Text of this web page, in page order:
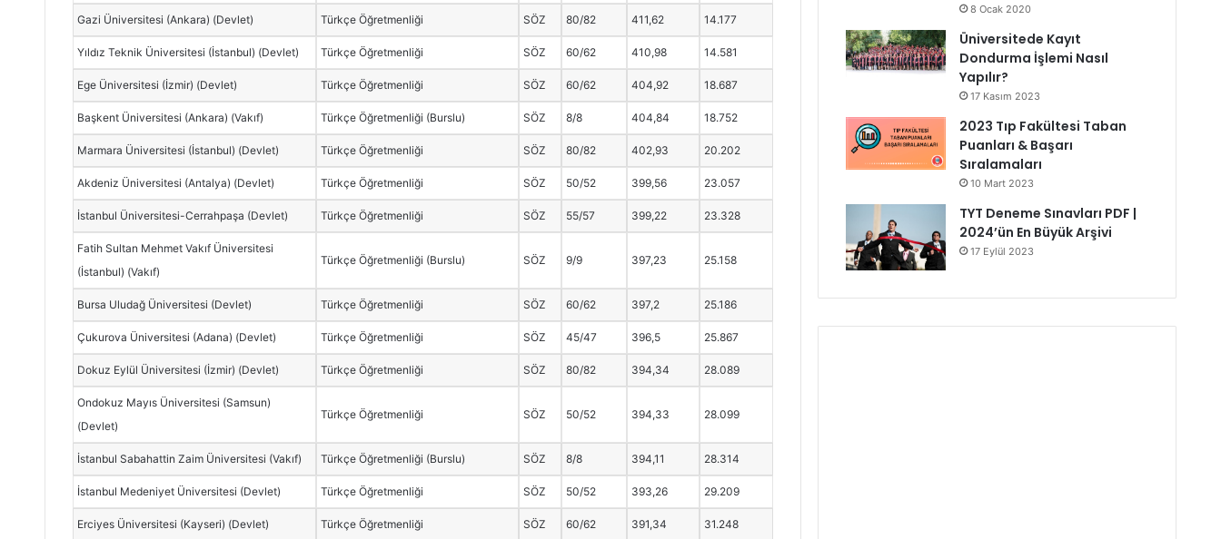
Gazi Üniversitesi (Ankara) (Devlet) Türkçe Öğretmenliği SÖZ 80/82 411,62 14.177
Yıldız Teknik Üniversitesi (İstanbul) (Devlet) Türkçe Öğretmenliği SÖZ 60/62 410,98 14.581
Ege Üniversitesi (İzmir) (Devlet) Türkçe Öğretmenliği SÖZ 60/62 404,92 18.687
Başkent Üniversitesi (Ankara) (Vakıf) Türkçe Öğretmenliği (Burslu) SÖZ 8/8 404,84 18.752
Marmara Üniversitesi (İstanbul) (Devlet) Türkçe Öğretmenliği SÖZ 80/82 402,93 20.202
Akdeniz Üniversitesi (Antalya) (Devlet) Türkçe Öğretmenliği SÖZ 50/52 399,56 23.057
İstanbul Üniversitesi-Cerrahpaşa (Devlet) Türkçe Öğretmenliği SÖZ 55/57 399,22 23.328
Fatih Sultan Mehmet Vakıf Üniversitesi
(İstanbul) (Vakıf)
Türkçe Öğretmenliği (Burslu) SÖZ 9/9 397,23 25.158
Bursa Uludağ Üniversitesi (Devlet) Türkçe Öğretmenliği SÖZ 60/62 397,2 25.186
Çukurova Üniversitesi (Adana) (Devlet) Türkçe Öğretmenliği SÖZ 45/47 396,5 25.867
Dokuz Eylül Üniversitesi (İzmir) (Devlet) Türkçe Öğretmenliği SÖZ 80/82 394,34 28.089
Ondokuz Mayıs Üniversitesi (Samsun)
(Devlet)
Türkçe Öğretmenliği SÖZ 50/52 394,33 28.099
İstanbul Sabahattin Zaim Üniversitesi (Vakıf) Türkçe Öğretmenliği (Burslu) SÖZ 8/8 394,11 28.314
İstanbul Medeniyet Üniversitesi (Devlet) Türkçe Öğretmenliği SÖZ 50/52 393,26 29.209
Erciyes Üniversitesi (Kayseri) (Devlet) Türkçe Öğretmenliği SÖZ 60/62 391,34 31.248
8 Ocak 2020
Üniversitede Kayıt
Dondurma İşlemi Nasıl
Yapılır?
17 Kasım 2023
2023 Tıp Fakültesi Taban
Puanları & Başarı
Sıralamaları
10 Mart 2023
TYT Deneme Sınavları PDF |
2024’ün En Büyük Arşivi
17 Eylül 2023